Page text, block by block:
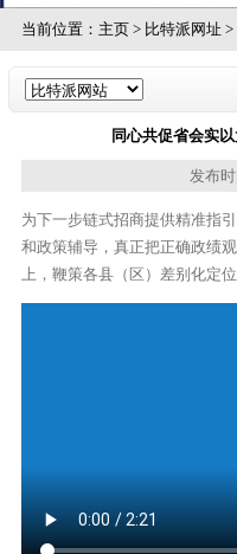
当前位置： 主页> 比特派网址 >
同心共促省会实
发布
为下一步链式招商提供精准指
和政策辅导，真正把正确政绩
上，鞭策各县（区）差别化定